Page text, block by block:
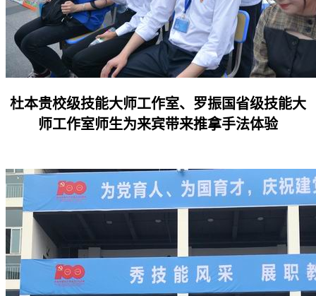
杜本贵校级技能大师工作室、罗振国省级技能大
师工作室师生为来宾带来推拿手法体验